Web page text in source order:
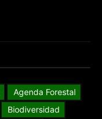
Agenda Forestal
Biodiversidad